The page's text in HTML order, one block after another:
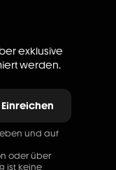
exklusive
werden.
Einreichen
und auf
oder über
ist keine